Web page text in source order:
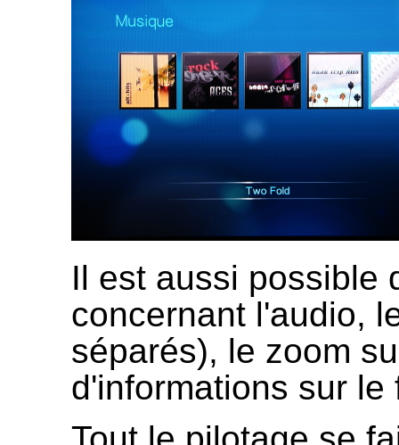
Il est aussi possible
concernant l'audio,
séparés), le zoom
d'informations sur